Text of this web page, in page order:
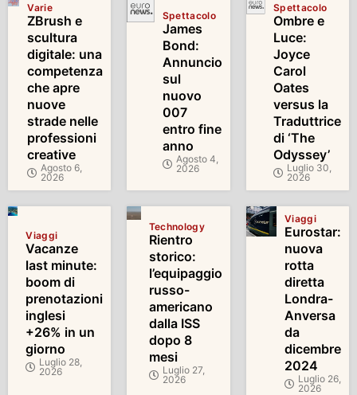
Varie
ZBrush e
scultura
digitale: una
competenza
che apre
nuove
strade nelle
professioni
creative
Agosto 6,
2026
Spettacolo
James
Bond:
Annuncio
sul
nuovo
007
entro fine
anno
Agosto 4,
2026
Spettacolo
Ombre e
Luce:
Joyce
Carol
Oates
versus la
Traduttrice
di ‘The
Odyssey’
Luglio 30,
2026
Viaggi
Vacanze
last minute:
boom di
prenotazioni
inglesi
+26% in un
giorno
Luglio 28,
2026
Technology
Rientro
storico:
l’equipaggio
russo-
americano
dalla ISS
dopo 8
mesi
Luglio 27,
2026
Viaggi
Eurostar:
nuova
rotta
diretta
Londra-
Anversa
da
dicembre
2024
Luglio 26,
2026